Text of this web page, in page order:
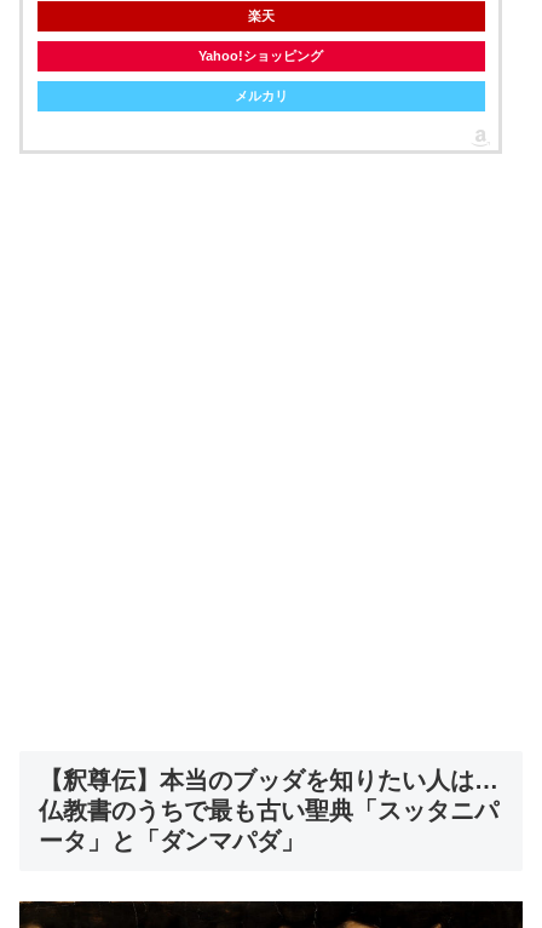
楽天
Yahoo!ショッピング
メルカリ
【釈尊伝】本当のブッダを知りたい人は…
仏教書のうちで最も古い聖典「スッタニパ
ータ」と「ダンマパダ」